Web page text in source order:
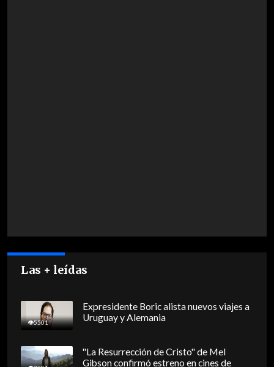
Las + leídas
5501
Expresidente Boric alista nuevos viajes a
Uruguay y Alemania
"La Resurrección de Cristo" de Mel
Gibson confirmó estreno en cines de